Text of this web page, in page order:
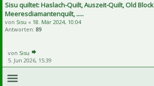
Sisu quiltet: Haslach-Quilt, Auszeit-Quilt, Old
Meeresdiamantenquilt, .....
von Sisu « 18. Mär 2024, 10:04
Antworten: 89
von Sisu
5. Jun 2026, 15:39